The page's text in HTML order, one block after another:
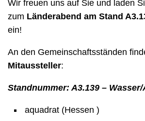
Wir freuen uns auf Sie und laden
zum Länderabend am Stand
ein!
An den Gemeinschaftsständen
Mitaussteller:
Standnummer: A3.139 –
aquadrat (Hessen )